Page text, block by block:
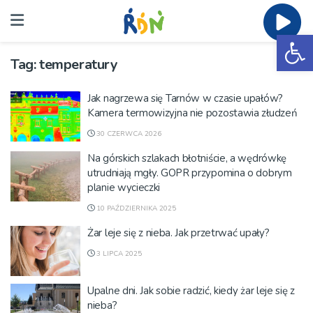
Tag:temperatury
Jak nagrzewa się Tarnów w czasie upałów?
Kamera termowizyjna nie pozostawia złudzeń
30 CZERWCA 2026
Na górskich szlakach błotniście, a wędrówkę
utrudniają mgły. GOPR przypomina o dobrym
planie wycieczki
10 PAŹDZIERNIKA 2025
Żar leje się z nieba. Jak przetrwać upały?
3 LIPCA 2025
Upalne dni. Jak sobie radzić, kiedy żar leje się z
nieba?